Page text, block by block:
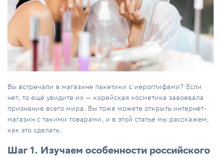
Вы встречали в магазине пакетики с иероглифами? Если
нет, то ещё увидите их — корейская косметика завоевала
признание всего мира. Вы тоже можете открыть интернет-
магазин с такими товарами, и в этой статье мы расскажем,
как это сделать.
Шаг 1. Изучаем особенности российского